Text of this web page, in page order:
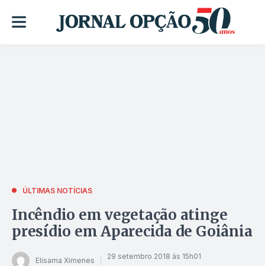
ÚLTIMAS NOTÍCIAS
Incêndio em vegetação atinge
presídio em Aparecida de Goiânia
Elisama Ximenes 29 setembro 2018 às 15h01